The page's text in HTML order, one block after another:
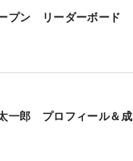
プン リーダーボード
一郎 プロフィール＆成